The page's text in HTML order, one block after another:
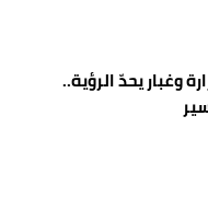
وغبار يحدّ الرؤية..